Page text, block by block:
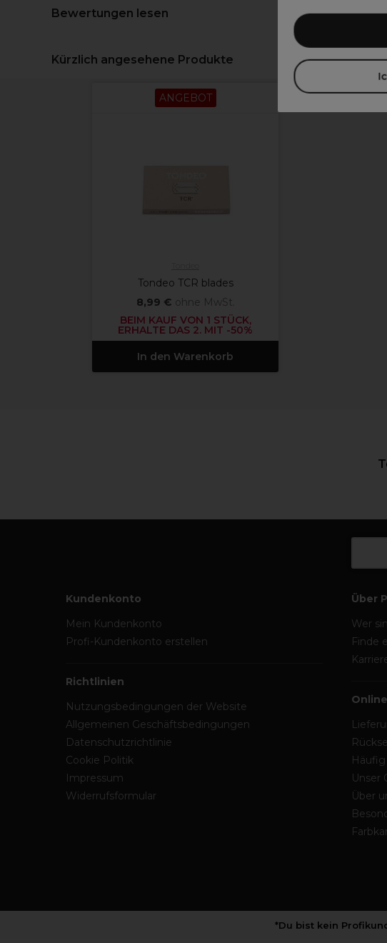
Bewertungen lesen
Kürzlich angesehene Produkte
ANGEBOT
Tondeo TCR blades
8,99 € ohne MwSt.
BEIM KAUF VON 1 STÜCK,
ERHALTE DAS 2. MIT -50%
In den Warenkorb
Kundenkonto
Mein Kundenkonto
Profi-Kundenkonto erstellen
Richtlinien
Nutzungsbedingungen der Website
Allgemeinen Geschäftsbedingungen
Datenschutzrichtlinie
Cookie Politik
Impressum
Widerrufsformular
Über
Wer
Finde
Unser
Über
*Du bist kein